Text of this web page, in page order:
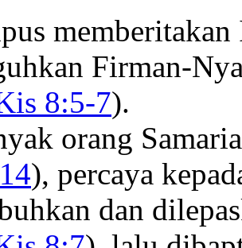
Firman-
8:5-7).
orang
), percaya
dan